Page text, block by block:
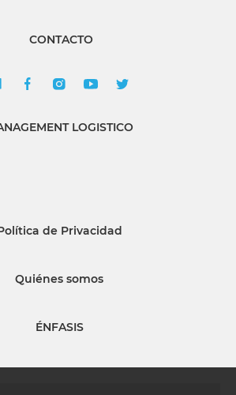
CONTACTO
LOGISTICO
de Privacidad
Quiénes somos
ÉNFASIS